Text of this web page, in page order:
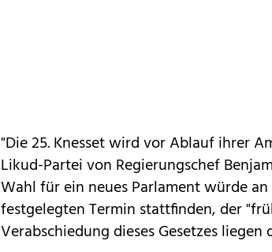
"Die 25. Knesset wird vor Ablauf ihrer
Likud-Partei von Regierungschef
Wahl für ein neues Parlament würde
festgelegten Termin stattfinden, der
Verabschiedung dieses Gesetzes